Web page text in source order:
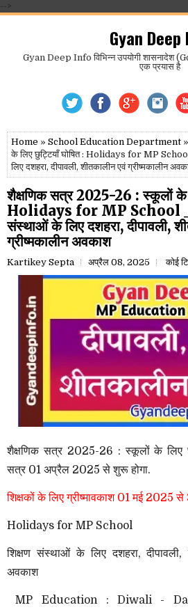
-->
Gyan
Gyan Deep Info विभिन्न उपयोगी शासनादेश
एक प्रयास है
Home » School Education Department
के लिए छुट्टियाँ घोषित : Holidays for MP
लिए दशहरा, दीपावली, शीतकालीन एवं ग्रीष्मकालीन
शैक्षणिक सत्र 2025-26 : स्कूलों के
Holidays for MP School
संस्थाओं के लिए दशहरा, दीपावली,
ग्रीष्मकालीन अवकाश
Kartikey Septa अप्रैल 08, 2025 कोई
शैक्षणिक सत्र 2025-26 : स्कूलों के लिए
सत्र 01 अप्रैल 2025 से शुरू होगा.
शिक्षकों के लिएग्रीष्मावकाश 01 मई 2025
Holidays for MP School
शिक्षण संस्थाओं के लिए दशहरा, दीपावली,
अवकाश
MP Education : Diwali -